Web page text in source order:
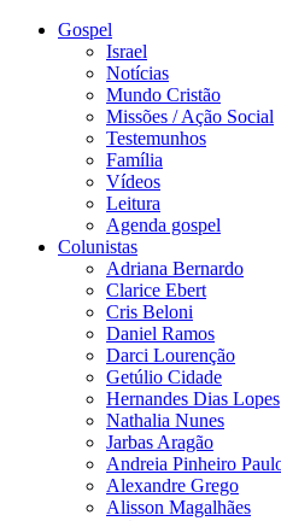
Gospel
Israel
Notícias
Mundo Cristão
Missões / Ação Social
Testemunhos
Família
Vídeos
Leitura
Agenda gospel
Colunistas
Adriana Bernardo
Clarice Ebert
Cris Beloni
Daniel Ramos
Darci Lourenção
Getúlio Cidade
Hernandes Dias Lopes
Nathalia Nunes
Jarbas Aragão
Andreia Pinheiro
Alexandre Grego
Alisson Magalhães